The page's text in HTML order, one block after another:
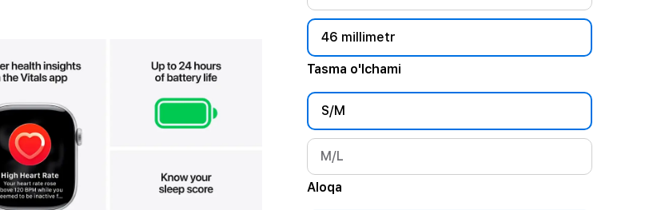
46 millimetr
Tasma o'lchami
S/M
M/L
Aloqa